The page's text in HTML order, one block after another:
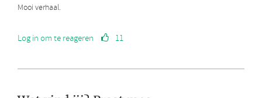
Mooi verhaal.
Log in om te reageren 11